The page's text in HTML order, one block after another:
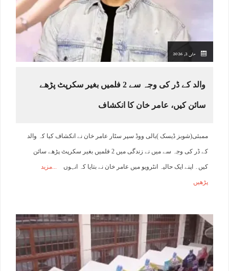
مئی 2, 2026
والد کے ڈر کی وجہ سے 2 فلمیں بغیر سکرپٹ پڑھے
سائن کیں، عامر خان کا انکشاف
ممبئی(شوبز ڈیسک )بالی ووڈ سپر سٹار عامر خان نے انکشاف کیا کہ والد
کے ڈر کی وجہ سے میں نے زندگی میں 2 فلمیں بغیر سکرپٹ پڑھے سائن
کیں۔ اپنے ایک حالیہ انٹرویو میں عامر خان نے بتایا کہ انہوں مزید
پڑھیں